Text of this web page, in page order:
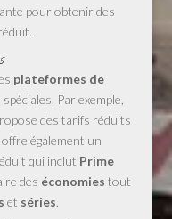
pour obtenir des
plateformes de
spéciales. Par exemple,
des tarifs réduits
également un
qui inclut Prime
des économies tout
et séries.